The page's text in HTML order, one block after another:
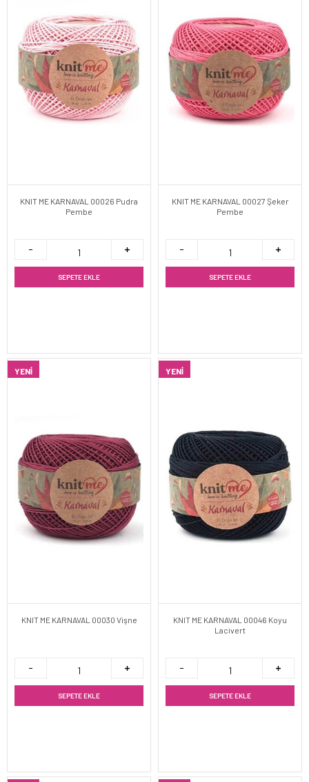
KNIT ME KARNAVAL 00026 Pudra
Pembe
SEPETE EKLE
KNIT ME KARNAVAL 00027 Şeker
Pembe
SEPETE EKLE
YENI
KNIT ME KARNAVAL 00030 Vişne
SEPETE EKLE
YENI
KNIT ME KARNAVAL 00046 Koyu
Lacivert
SEPETE EKLE